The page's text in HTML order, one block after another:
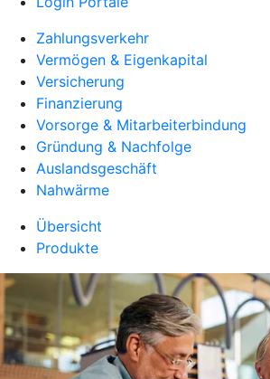
Zahlungsverkehr
Vermögen & Eigenkapital
Versicherung
Finanzierung
Vorsorge & Mitarbeiterbindung
Gründung & Nachfolge
Auslandsgeschäft
Nahwärme
Übersicht
Produkte